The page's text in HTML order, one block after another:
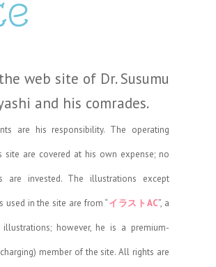
web site of Dr. Susumu
and his comrades.
are his responsibility. The operating
site are covered at his own expense; no
are invested. The illustrations except
used in the site are from “イラストAC”, a
however, he is a premium-
member of the site. All rights are